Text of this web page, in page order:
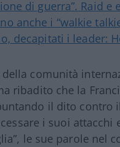
di guerra”. Raid
anche i “walkie
decapitati i leader:
della comunità
ribadito che la
il dito contro
i suoi
le sue parole nel